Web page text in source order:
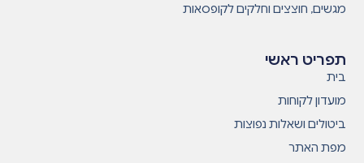
תפריט ראשי
בית
מועדון לקוחות
ביטולים ושאלות נפוצות
מפת האתר
מגשים, חוצצים וחלקים לקופסאות